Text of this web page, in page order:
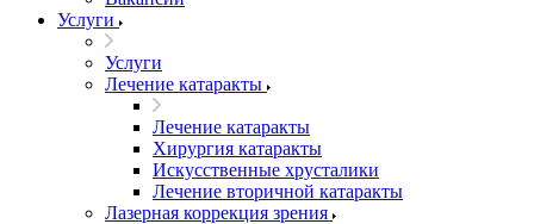
Услуги
Услуги
Лечение катаракты
Лечение катаракты
Хирургия катаракты
Искусственные хрусталики
Лечение вторичной катаракты
Лазерная коррекция зрения